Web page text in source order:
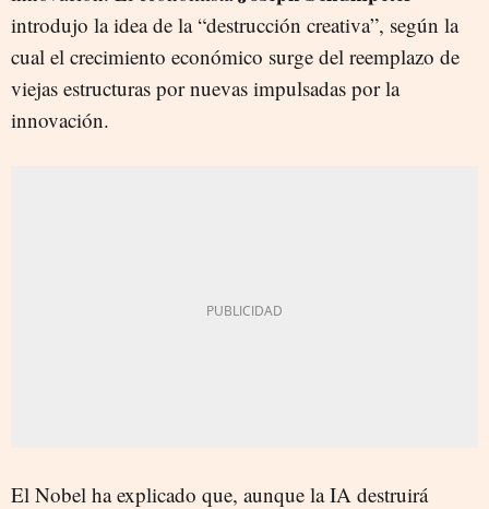
introdujo la idea de la “destrucción creativa”, según la
cual el crecimiento económico surge del reemplazo de
viejas estructuras por nuevas impulsadas por la
innovación.
El Nobel ha explicado que, aunque la IA destruirá